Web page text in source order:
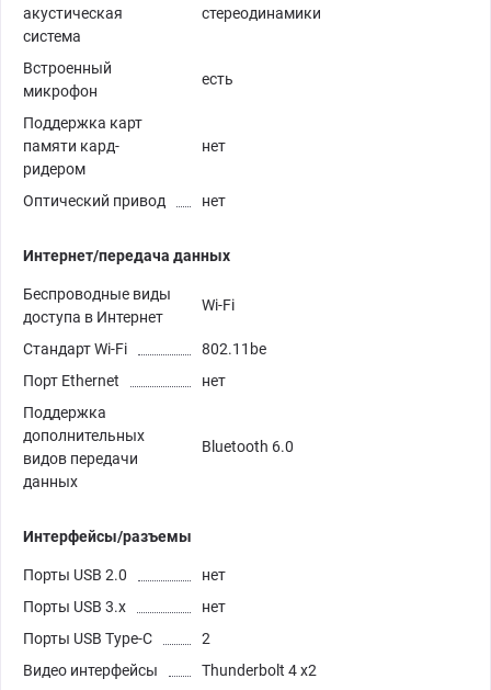
акустическая
система
стереодинамики
Встроенный
микрофон
есть
Поддержка карт
памяти кард-
ридером
нет
Оптический привод нет
Интернет/передача данных
Беспроводные виды
доступа в Интернет
Wi-Fi
Стандарт Wi-Fi
802.11be
Порт Ethernet
нет
Поддержка
дополнительных
видов передачи
данных
Bluetooth 6.0
Интерфейсы/разъемы
Порты USB 2.0
нет
Порты USB 3.х
нет
Порты USB Type-C
2
Видео интерфейсы
Thunderbolt 4 x2